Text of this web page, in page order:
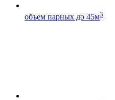
объем парных до 45м3